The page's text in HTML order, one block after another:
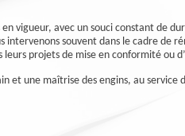
vigueur, avec un souci constant de
intervenons souvent dans le cadre de
projets de mise en conformité ou
et une maîtrise des engins, au service